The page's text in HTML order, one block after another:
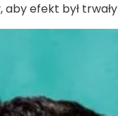
efekt był